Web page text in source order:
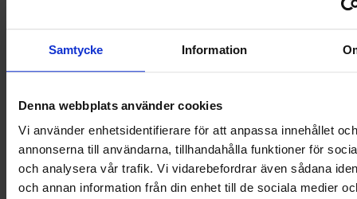
Samtycke Information
Denna webbplats använder cookies
Vi använder enhetsidentifierare för att anpassa innehållet och
annonserna till användarna, tillhandahålla funktioner för
och analysera vår trafik. Vi vidarebefordrar även sådana
och annan information från din enhet till de sociala medier
OHLSSONS REGION SYD
OHLSSONS REGION VÄST
OHLSSONSKOLLEGOR
RENHÅLLNING